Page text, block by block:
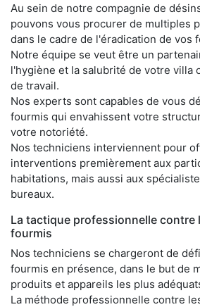
Au sein de notre compagnie de
pouvons vous procurer de multiples
dans le cadre de l'éradication de vos
Notre équipe se veut être un
l'hygiène et la salubrité de votre villa
de travail.
Nos experts sont capables de vous
fourmis qui envahissent votre
votre notoriété.
Nos techniciens interviennent pour
interventions premièrement aux
habitations, mais aussi aux
bureaux.
La tactique professionnelle contre
fourmis
Nos techniciens se chargeront de
fourmis en présence, dans le but de
produits et appareils les plus
La méthode professionnelle contre